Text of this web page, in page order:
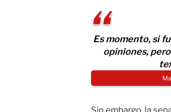
Es momento, si
opiniones,
Sin embargo, la